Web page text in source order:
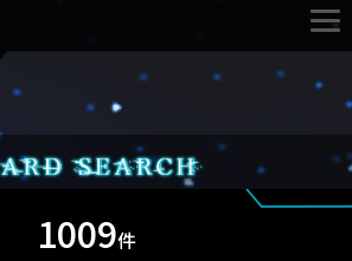
1009件